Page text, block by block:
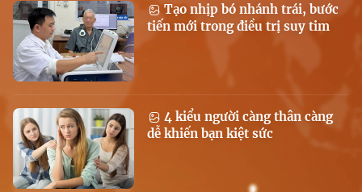
Tạo nhịp bó nhánh trái, bước
tiến mới trong điều trị suy tim
4 kiểu người càng thân càng
dễ khiến bạn kiệt sức